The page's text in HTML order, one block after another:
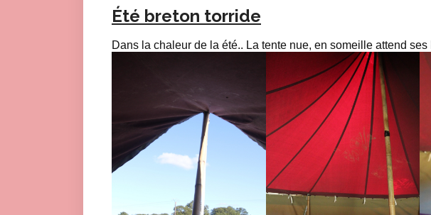
Été breton torride
Dans la chaleur de la été.. La tente nue, en someille attend